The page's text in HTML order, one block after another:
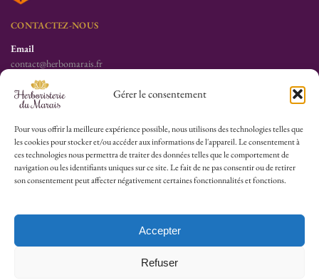
Gérer le consentement
Pour vous offrir la meilleure expérience possible, nous utilisons des technologies telles que
les cookies pour stocker et/ou accéder aux informations de l'appareil. Le consentement à
ces technologies nous permettra de traiter des données telles que le comportement de
navigation ou les identifiants uniques sur ce site. Le fait de ne pas consentir ou de retirer
son consentement peut affecter négativement certaines fonctionnalités et fonctions.
Accepter
Refuser
CONTACTEZ-NOUS
Email
contact@herbomarais.fr
Téléphone
+33 6 78 19 34 25
S’adresser à l’herboristerie :
6 rue des Filles du Calvaire
75003 Paris
France
Lu-Sa : 10h30/13h30 – 14h30/19h30
Dim (Oct à Mai) : 12h/17h30